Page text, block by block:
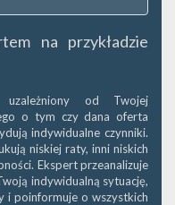
na przykładzie
od Twojej
o tym czy dana oferta
indywidualne czynniki.
niskiej raty, inni niskich
Ekspert przeanalizuje
indywidualną sytuację,
i poinformuje o wszystkich